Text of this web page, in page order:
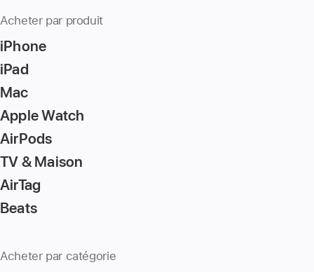
Acheter par produit
iPhone
iPad
Mac
Apple Watch
AirPods
TV & Maison
AirTag
Beats
Acheter par catégorie